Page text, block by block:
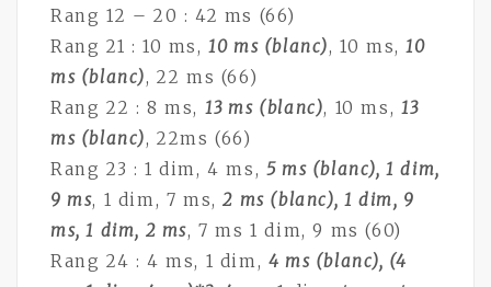
Rang 12 – 20 : 42 ms (66)
Rang 21 : 10 ms,10 ms (blanc), 10 ms,10
ms (blanc), 22 ms (66)
Rang 22 : 8 ms, 13 ms (blanc), 10 ms, 13
ms (blanc), 22ms (66)
Rang 23 : 1 dim, 4 ms, 5 ms (blanc), 1 dim,
9 ms, 1 dim, 7 ms,2 ms (blanc), 1 dim, 9
ms, 1 dim, 2 ms, 7 ms 1 dim, 9 ms (60)
Rang 24 : 4 ms, 1 dim, 4 ms (blanc), (4